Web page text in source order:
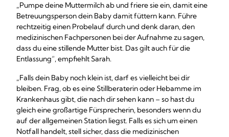
„Pumpe deine Muttermilch ab und friere sie ein, damit eine
Betreuungsperson dein Baby damit füttern kann. Führe
rechtzeitig einen Probelauf durch und denk daran, den
medizinischen Fachpersonen bei der Aufnahme zu sagen,
dass du eine stillende Mutter bist. Das gilt auch für die
Entlassung“, empfiehlt Sarah.
„Falls dein Baby noch klein ist, darf es vielleicht bei dir
bleiben. Frag, ob es eine Stillberaterin oder Hebamme im
Krankenhaus gibt, die nach dir sehen kann – so hast du
gleich eine großartige Fürsprecherin, besonders wenn du
auf der allgemeinen Station liegst. Falls es sich um einen
Notfall handelt, stell sicher, dass die medizinischen